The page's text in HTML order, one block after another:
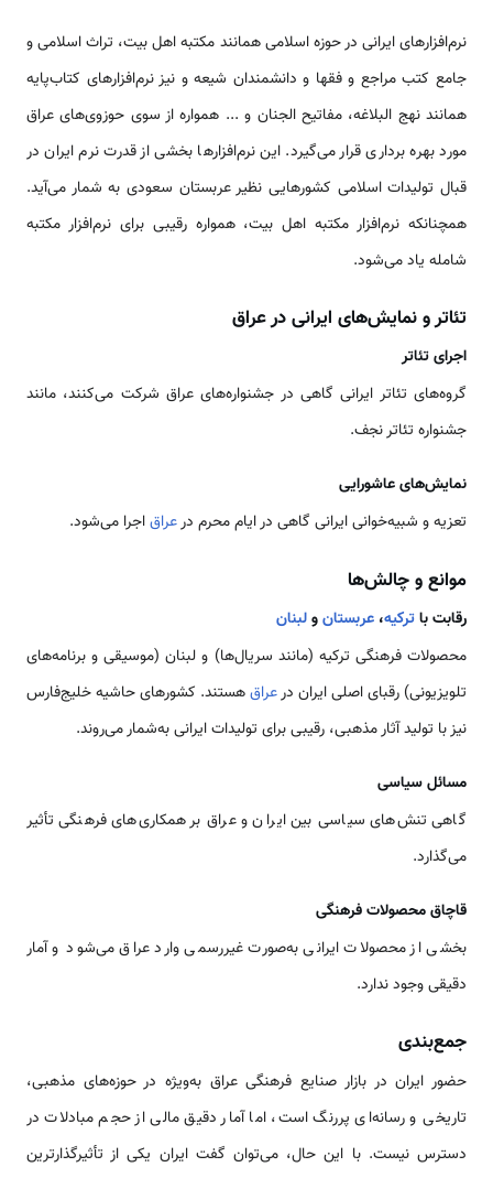
نرم‌افزارهای ایرانی در حوزه اسلامی همانند مکتبه اهل بیت، تراث اسلامی و
جامع کتب مراجع و فقها و دانشمندان شیعه و نیز نرم‌افزارهای کتاب‌پایه
همانند نهج البلاغه، مفاتیح الجنان و ... همواره از سوی حوزوی‌های عراق
مورد بهره برداری قرار می‌گیرد. این نرم‌افزارها بخشی از قدرت نرم ایران در
قبال تولیدات اسلامی کشورهایی نظیر عربستان سعودی به شمار می‌آید.
همچنانکه نرم‌افزار مکتبه اهل بیت، همواره رقیبی برای نرم‌افزار مکتبه
شامله یاد می‌شود.
تئاتر و نمایش‌های ایرانی در عراق
اجرای تئاتر
گروه‌های تئاتر ایرانی گاهی در جشنواره‌های عراق شرکت می‌کنند، مانند
جشنواره تئاتر نجف.
نمایش‌های عاشورایی
تعزیه و شبیه‌خوانی ایرانی گاهی در ایام محرم درعراقاجرا می‌شود.
موانع و چالش‌ها
رقابت باترکیه، عربستانولبنان
محصولات فرهنگی ترکیه (مانند سریال‌ها) و لبنان (موسیقی و برنامه‌های
تلویزیونی) رقبای اصلی ایران درعراقهستند. کشورهای حاشیه خلیج‌فارس
نیز با تولید آثار مذهبی، رقیبی برای تولیدات ایرانی به‌شمار می‌روند.
مسائل سیاسی
گاهی تنش‌های سیاسی بین ایران و عراق بر همکاری‌های فرهنگی تأثیر
می‌گذارد.
قاچاق محصولات فرهنگی
بخشی از محصولات ایرانی به‌صورت غیررسمی وارد عراق می‌شود و آمار
دقیقی وجود ندارد.
جمع‌بندی
حضور ایران در بازار صنایع فرهنگی عراق به‌ویژه در حوزه‌های مذهبی،
تاریخی و رسانه‌ای پررنگ است، اما آمار دقیق مالی از حجم مبادلات در
دسترس نیست. با این حال، می‌توان گفت ایران یکی از تأثیرگذارترین